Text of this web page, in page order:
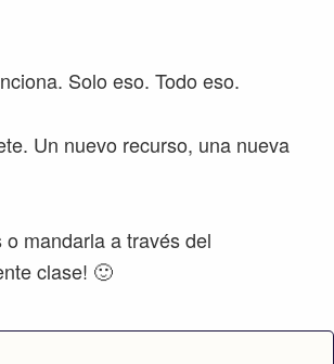
Solo eso. Todo eso.
Un nuevo recurso, una nueva
mandarla a través del
clase! 🙂